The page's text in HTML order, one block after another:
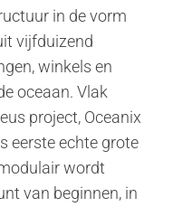
in de vorm
vijfduizend
winkels en
oceaan. Vlak
project, Oceanix
eerste echte grote
wordt
van beginnen, in